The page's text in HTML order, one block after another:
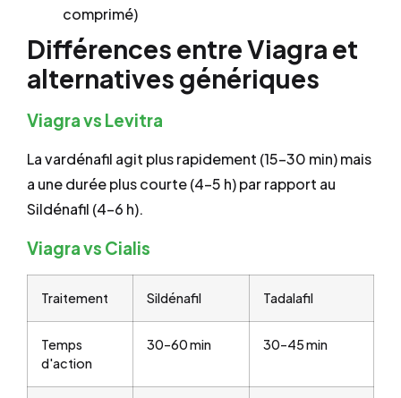
comprimé)
Différences entre Viagra et
alternatives génériques
Viagra vs Levitra
La vardénafil agit plus rapidement (15–30 min) mais
a une durée plus courte (4–5 h) par rapport au
Sildénafil (4–6 h).
Viagra vs Cialis
Traitement Sildénafil Tadalafil
Temps
d'action
30–60 min 30–45 min